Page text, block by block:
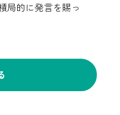
局的に発言を賜っ